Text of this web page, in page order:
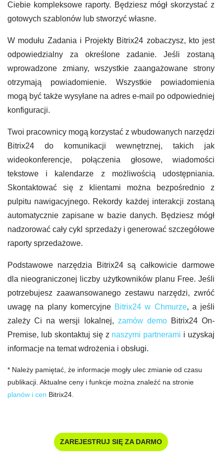
Ciebie kompleksowe raporty. Będziesz mógł skorzystać z
gotowych szablonów lub stworzyć własne.
W modułu Zadania i Projekty Bitrix24 zobaczysz, kto jest
odpowiedzialny za określone zadanie. Jeśli zostaną
wprowadzone zmiany, wszystkie zaangażowane strony
otrzymają powiadomienie. Wszystkie powiadomienia
mogą być także wysyłane na adres e-mail po odpowiedniej
konfiguracji.
Twoi pracownicy mogą korzystać z wbudowanych narzędzi
Bitrix24 do komunikacji wewnętrznej, takich jak
wideokonferencje, połączenia głosowe, wiadomości
tekstowe i kalendarze z możliwością udostępniania.
Skontaktować się z klientami można bezpośrednio z
pulpitu nawigacyjnego. Rekordy każdej interakcji zostaną
automatycznie zapisane w bazie danych. Będziesz mógł
nadzorować cały cykl sprzedaży i generować szczegółowe
raporty sprzedażowe.
Podstawowe narzędzia Bitrix24 są całkowicie darmowe
dla nieograniczonej liczby użytkowników planu Free. Jeśli
potrzebujesz zaawansowanego zestawu narzędzi, zwróć
uwagę na plany komercyjne Bitrix24 w Chmurze, a jeśli
zależy Ci na wersji lokalnej, zamów demoBitrix24 On-
Premise, lub skontaktuj się z naszymi partnerami i uzyskaj
informacje na temat wdrożenia i obsługi.
* Należy pamiętać, że informacje mogły ulec zmianie od czasu
publikacji. Aktualne ceny i funkcje można znaleźć na stronie
planów i cen Bitrix24.
ZAREJESTRUJ SIĘ ZA DARMO